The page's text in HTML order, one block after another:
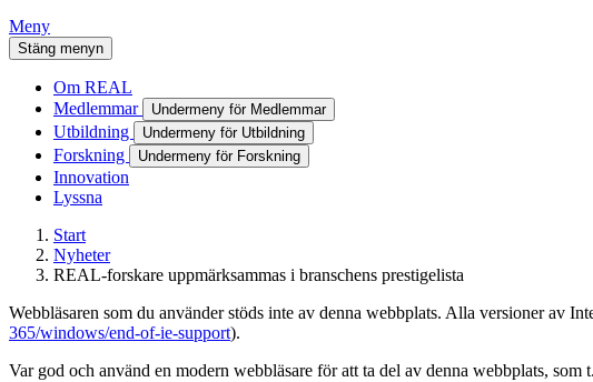
Meny
Stäng menyn
Om REAL
Medlemmar
Undermeny för Medlemmar
Utbildning Undermeny för Utbildning
Forskning Undermeny för Forskning
Innovation
Lyssna
Start
Nyheter
REAL-forskare uppmärksammas i branschens prestigelista
Webbläsaren som du använder stöds inte av denna webbplats. Alla versioner av
365/windows/end-of-ie-support).
Var god och använd en modern webbläsare för att ta del av denna webbplats,